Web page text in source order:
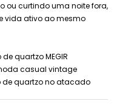
ou curtindo uma noite fora,
vida ativo ao mesmo
quartzo MEGIR
casual vintage
de quartzo no atacado